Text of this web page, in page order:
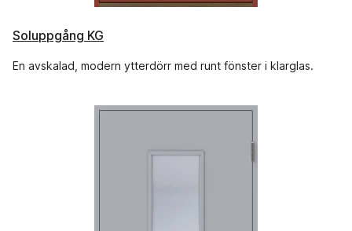
Soluppgång KG
En avskalad, modern ytterdörr med runt fönster i klarglas.